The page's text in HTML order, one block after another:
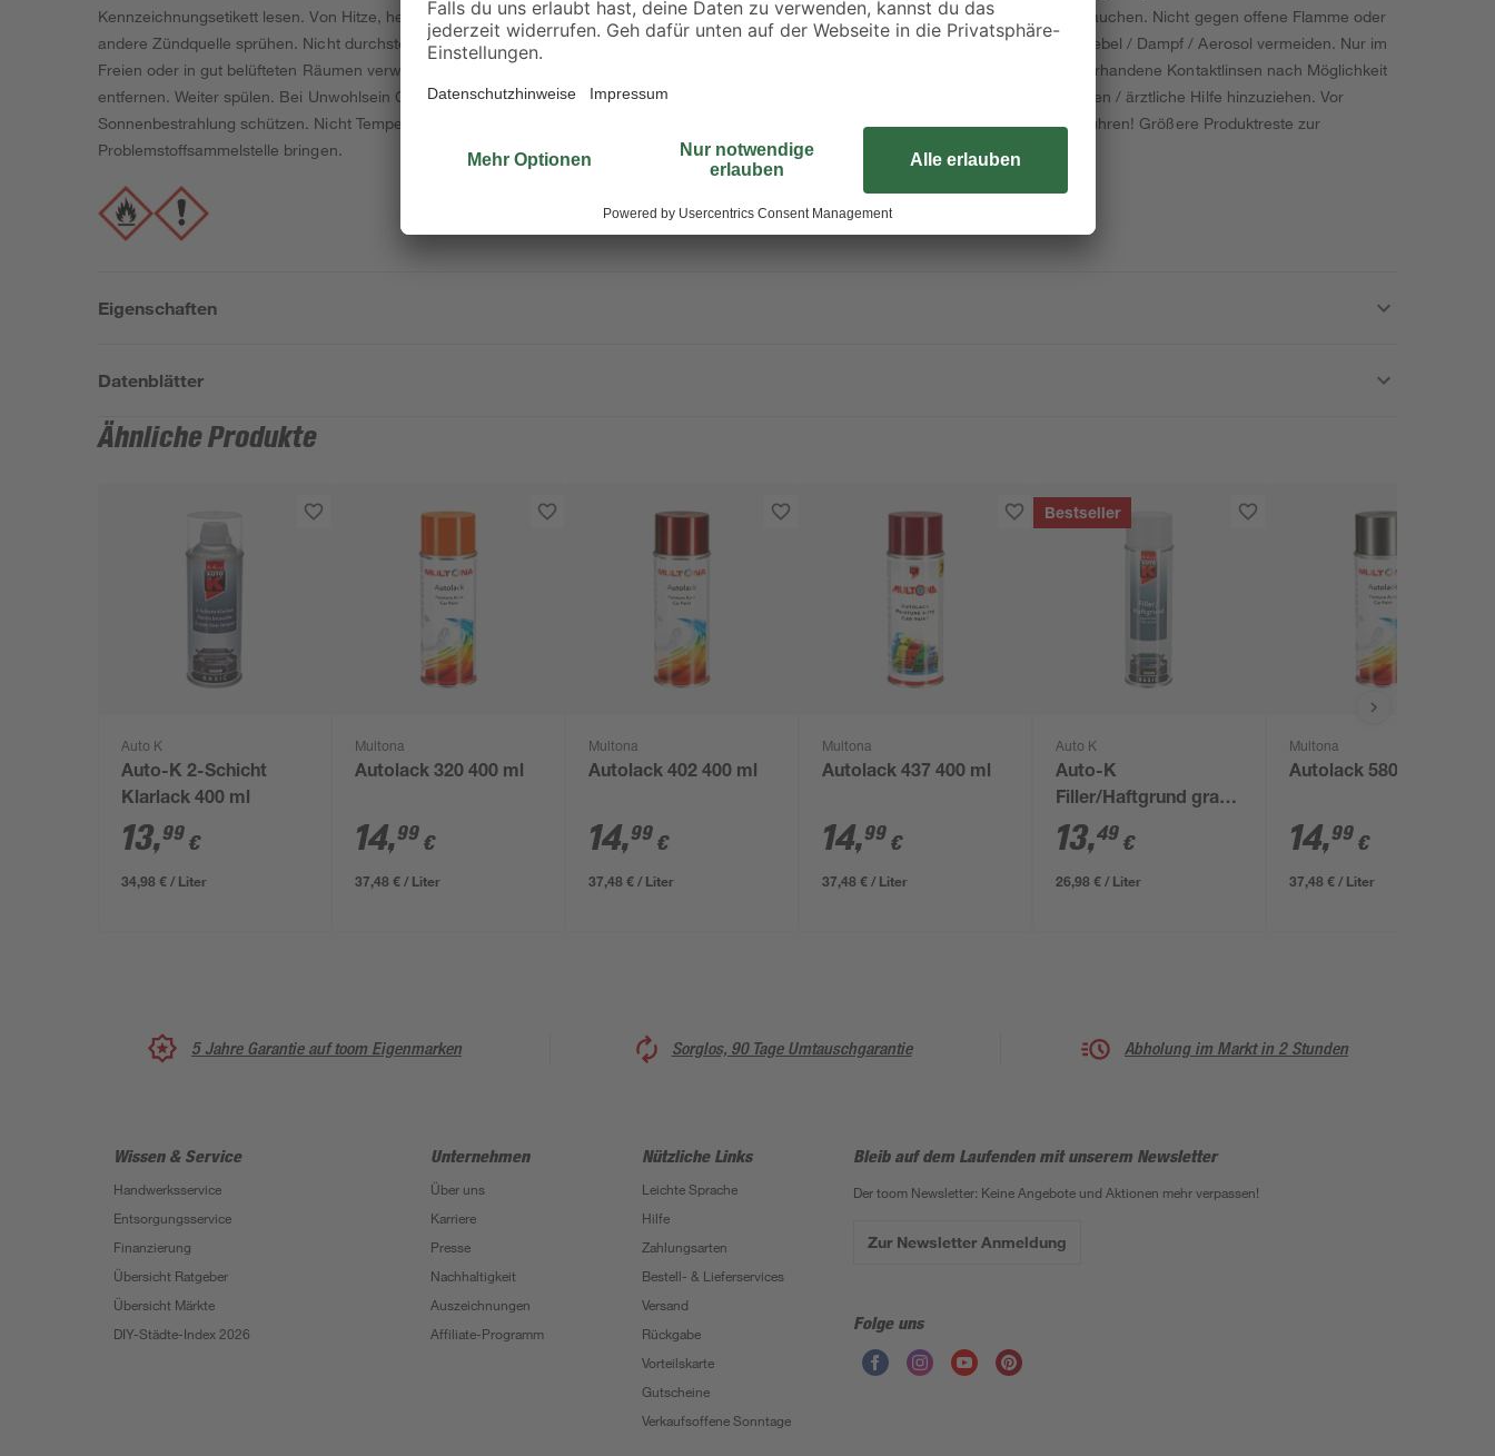
Kennzeichnungsetikett lesen. Von Hitze, heißen Oberflächen, Funken, offenen Flammen sowie anderen Zündquellenarten fernhalten. Nicht rauchen. Nicht gegen offene Flamme oder
andere Zündquelle sprühen. Nicht durchstechen oder verbrennen, auch nicht nach der Verwendung. Einatmen von Staub / Rauch / Gas / Nebel / Dampf / Aerosol vermeiden. Nur im
Freien oder in gut belüfteten Räumen verwenden. Bei Kontakt mit den Augen: Einige Minuten lang behutsam mit Wasser spülen. Eventuell vorhandene Kontaktlinsen nach Möglichkeit
entfernen. Weiter spülen. Bei Unwohlsein GIFTINFORMATIONSZENTRUM/Arzt anrufen. Bei anhaltender Augenreizung: Ärztlichen Rat einholen / ärztliche Hilfe hinzuziehen. Vor
Sonnenbestrahlung schützen. Nicht Temperaturen über 50 °C / 122 °F aussetzen. Behälter nur völlig restentleert der Wertstoffsammlung zuführen! Größere Produktreste zur
Problemstoffsammelstelle bringen.
Eigenschaften
Datenblätter
Ähnliche Produkte
Auto K
Auto-K 2-Schicht
Klarlack 400 ml
13,99 €
34,98 € / Liter
Multona
Autolack 320 400 ml
14,99 €
37,48 € / Liter
Multona
Autolack 402 400 ml
14,99 €
37,48 € / Liter
Multona
Autolack 437 400 ml
14,99 €
37,48 € / Liter
Bestseller
Auto K
Auto-K
Filler/Haftgrund grau
500 ml
13,49 €
26,98 € / Liter
Multona
Autolack 580 400 ml
14,99 €
37,48 € / Liter
5 Jahre Garantie auf toom Eigenmarken Sorglos, 90 Tage Umtauschgarantie Abholung im Markt in 2 Stunden
Wissen & Service
Handwerksservice
Entsorgungsservice
Finanzierung
Übersicht Ratgeber
Übersicht Märkte
DIY-Städte-Index 2026
Unternehmen
Über uns
Karriere
Presse
Nachhaltigkeit
Auszeichnungen
Affiliate-Programm
Nützliche Links
Leichte Sprache
Hilfe
Zahlungsarten
Bestell- & Lieferservices
Versand
Rückgabe
Vorteilskarte
Gutscheine
Verkaufsoffene Sonntage
Bleib auf dem Laufenden mit unserem Newsletter
Der toom Newsletter: Keine Angebote und Aktionen mehr verpassen!
Zur Newsletter Anmeldung
Folge uns